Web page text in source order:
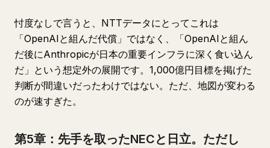
忖度なしで言うと、NTTデータにとってこれは
「OpenAIと組んだ代償」ではなく、「OpenAIと組ん
だ後にAnthropicが日本の重要インフラに深く食い込ん
だ」という想定外の展開です。1,000億円目標を掲げた
判断が間違いだったわけではない。ただ、地図が変わる
のが速すぎた。
第5章：先手を取ったNECと日立。ただし